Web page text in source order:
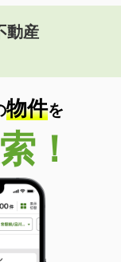
動産
物件を
！